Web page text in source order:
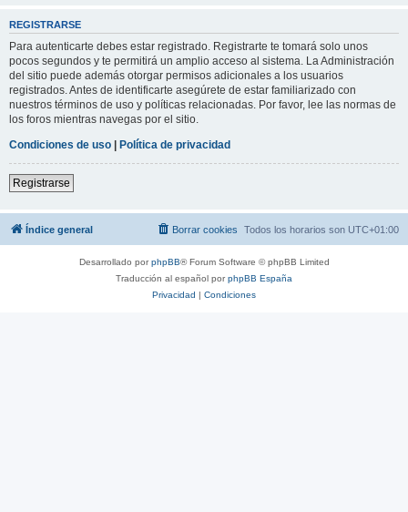
REGISTRARSE
Para autenticarte debes estar registrado. Registrarte te tomará solo unos
pocos segundos y te permitirá un amplio acceso al sistema. La Administración
del sitio puede además otorgar permisos adicionales a los usuarios
registrados. Antes de identificarte asegúrete de estar familiarizado con
nuestros términos de uso y políticas relacionadas. Por favor, lee las normas de
los foros mientras navegas por el sitio.
Condiciones de uso | Política de privacidad
Registrarse
Índice general Todos los horarios son UTC+01:00
Borrar cookies
Desarrollado porphpBB® Forum Software © phpBB Limited
Traducción al español porphpBB España
Privacidad | Condiciones